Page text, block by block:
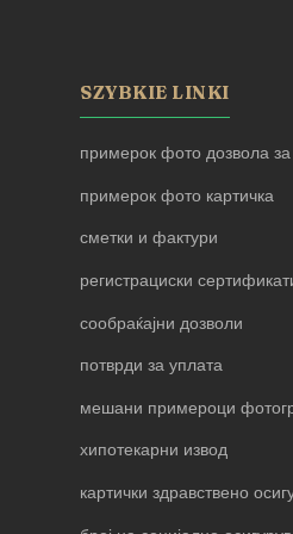
SZYBKIE LINKI
примерок фото дозвола за
примерок фото картичка
сметки и фактури
регистрациски
сообраќајни дозволи
потврди за уплата
мешани примероци
хипотекарни извод
картички здравствено